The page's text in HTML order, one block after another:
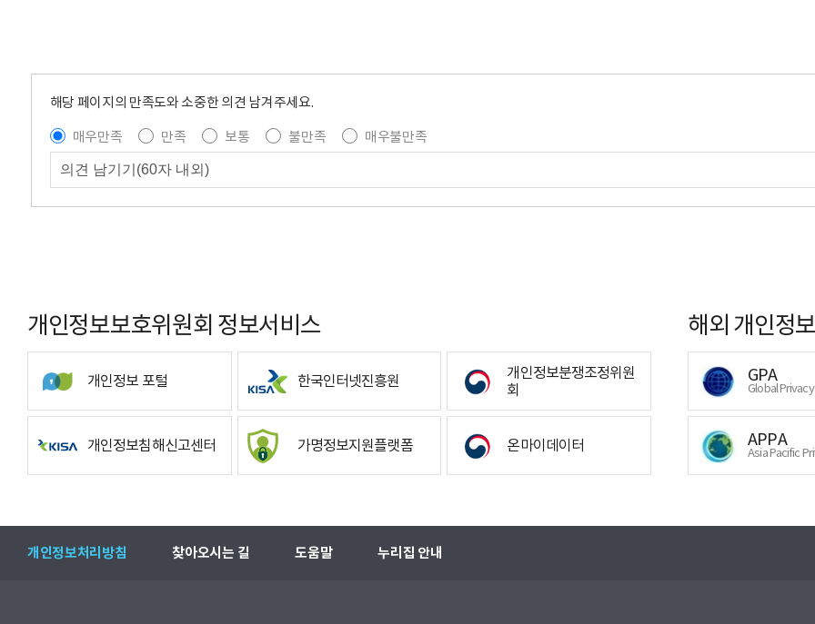
해당 페이지의 만족도와 소중한 의견 남겨주세요.
매우만족
만족 보통 불만족 매우불만족
개인정보보호위원회 정보서비스
개인정보 포털 한국인터넷진흥원
개인정보분쟁조정위원
회
개인정보침해신고센터 가명정보지원플랫폼 온마이데이터
해외 개인정
GPA
Global
APPA
Asia Pacific
개인정보처리방침 찾아오시는 길 도움말 누리집 안내